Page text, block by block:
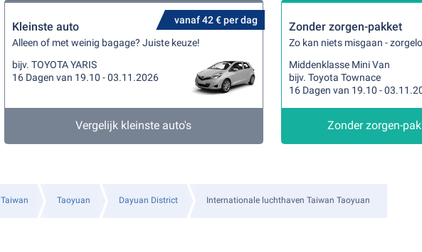
vanaf 42 € per dag
Kleinste auto
Alleen of met weinig bagage? Juiste keuze!
bijv. TOYOTA YARIS
16 Dagen van 19.10 - 03.11.2026
Vergelijk kleinste auto's
Zonder zorgen-pakket
Zo kan niets misgaan -
Middenklasse Mini Van
bijv. Toyota Townace
16 Dagen van 19.10 -
Zonder zorgen-
Taiwan Taoyuan Dayuan District Internationale luchthaven Taiwan Taoyuan